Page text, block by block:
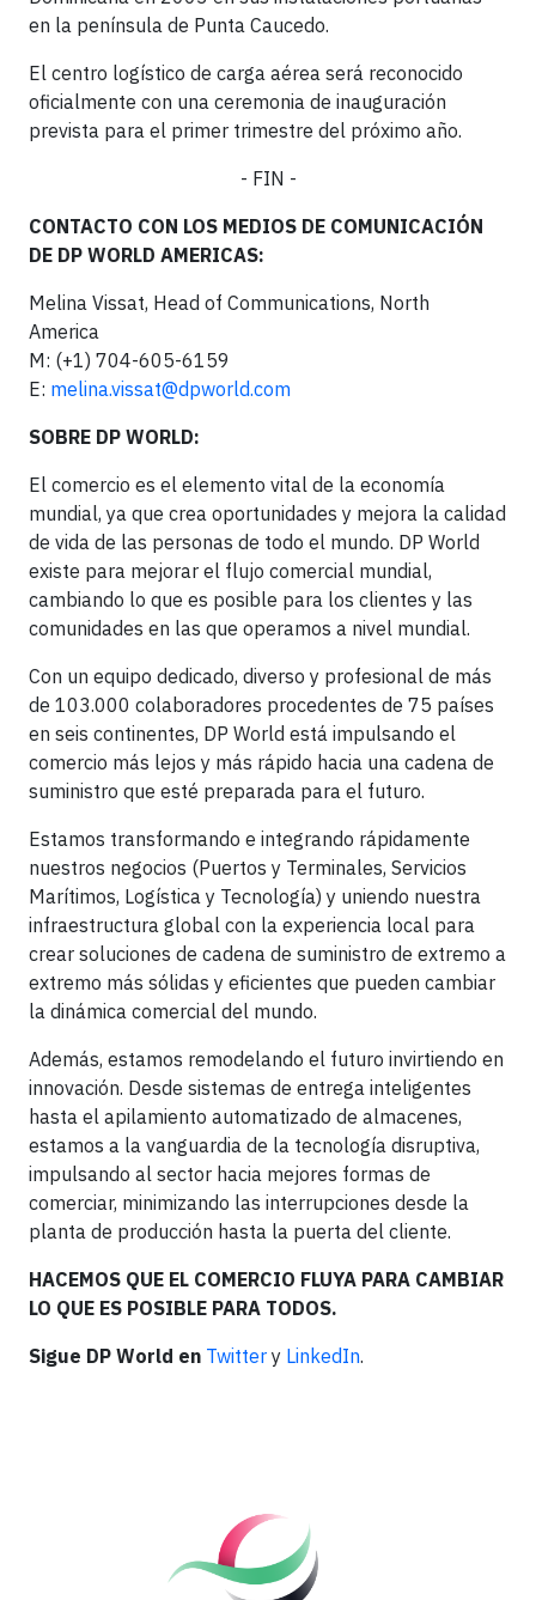
en la península de Punta Caucedo.
El centro logístico de carga aérea será reconocido
oficialmente con una ceremonia de inauguración
prevista para el primer trimestre del próximo año.
- FIN -
CONTACTO CON LOS MEDIOS DE COMUNICACIÓN
DE DP WORLD AMERICAS:
Melina Vissat, Head of Communications, North
America
M: (+1) 704-605-6159
E: melina.vissat@dpworld.com
SOBRE DP WORLD:
El comercio es el elemento vital de la economía
mundial, ya que crea oportunidades y mejora la calidad
de vida de las personas de todo el mundo. DP World
existe para mejorar el flujo comercial mundial,
cambiando lo que es posible para los clientes y las
comunidades en las que operamos a nivel mundial.
Con un equipo dedicado, diverso y profesional de más
de 103.000 colaboradores procedentes de 75 países
en seis continentes, DP World está impulsando el
comercio más lejos y más rápido hacia una cadena de
suministro que esté preparada para el futuro.
Estamos transformando e integrando rápidamente
nuestros negocios (Puertos y Terminales, Servicios
Marítimos, Logística y Tecnología) y uniendo nuestra
infraestructura global con la experiencia local para
crear soluciones de cadena de suministro de extremo a
extremo más sólidas y eficientes que pueden cambiar
la dinámica comercial del mundo.
Además, estamos remodelando el futuro invirtiendo en
innovación. Desde sistemas de entrega inteligentes
hasta el apilamiento automatizado de almacenes,
estamos a la vanguardia de la tecnología disruptiva,
impulsando al sector hacia mejores formas de
comerciar, minimizando las interrupciones desde la
planta de producción hasta la puerta del cliente.
HACEMOS QUE EL COMERCIO FLUYA PARA CAMBIAR
LO QUE ES POSIBLE PARA TODOS.
Sigue DP World en Twitter y LinkedIn.